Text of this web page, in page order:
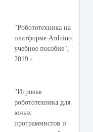
"Робототехника на
платформе Arduino:
учебное пособие",
2019 г.
"Игровая
робототехника для
юных
программистов и